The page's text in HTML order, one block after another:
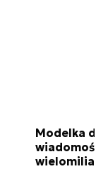
Modelka